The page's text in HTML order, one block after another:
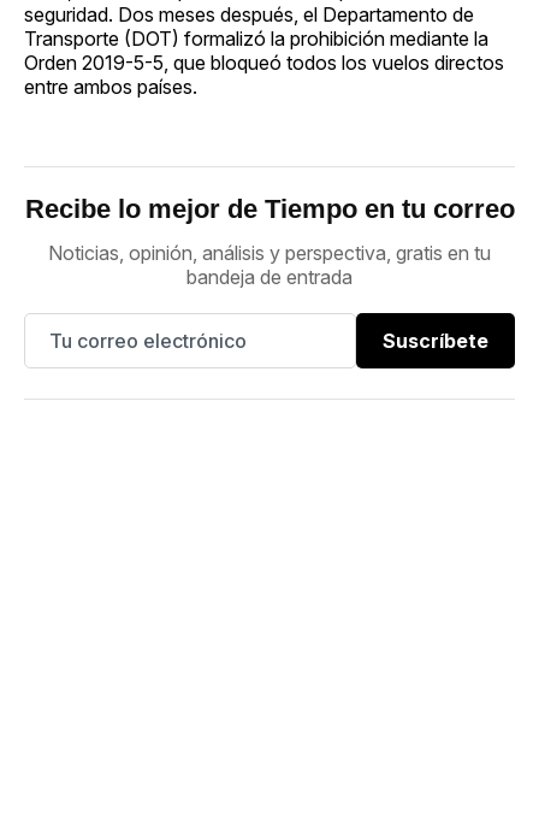
seguridad. Dos meses después, el Departamento de
Transporte (DOT) formalizó la prohibición mediante la
Orden 2019-5-5, que bloqueó todos los vuelos directos
entre ambos países.
Recibe lo mejor de Tiempo en tu correo
Noticias, opinión, análisis y perspectiva, gratis en tu
bandeja de entrada
Suscríbete